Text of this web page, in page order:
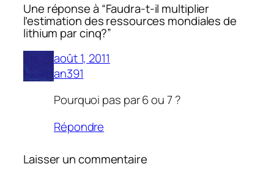
Une réponse à “Faudra-t-il multiplier
l’estimation des ressources mondiales de
lithium par cinq?”
août 1, 2011
an391
Pourquoi pas par 6 ou 7 ?
Répondre
Laisser un commentaire